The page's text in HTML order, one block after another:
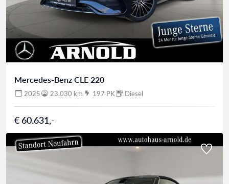
Mercedes-Benz CLE 220
2025 23.030 km 197 PK Diesel
€ 60.631,-